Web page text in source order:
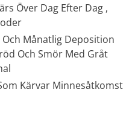
Över Dag Efter Dag ,
Och Månatlig Deposition
Och Smör Med Gråt
Kärvar Minnesåtkomst